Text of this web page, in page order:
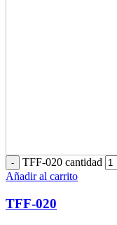
TFF-020 cantidad
Añadir al carrito
TFF-020